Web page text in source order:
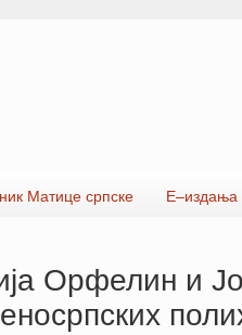
Матице српске Е–издања
Орфелин и